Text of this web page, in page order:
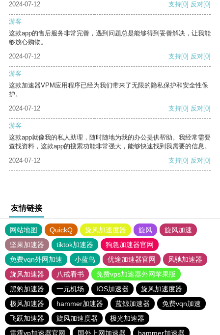
2024-07-12
支持[0] 反对[0]
游客
这款app的售后服务非常完善，遇到问题总是能够得到妥善解决，让我能
够放心购物。
2024-07-12
支持[0] 反对[0]
游客
这款加速器VPM应用程序已经为我们带来了无限的隐私保护和安全性保
护。
2024-07-12
支持[0] 反对[0]
游客
这款app就像我的私人助理，随时随地为我的办公提供帮助。我经常需要
查找资料，这款app的搜索功能非常强大，能够快速找到我需要的信息。
2024-07-12
支持[0] 反对[0]
友情链接
网站地图 QuickQ 旋风加速度器 旋风
旋风加速
坚果加速器
tiktok加速器
狗急加速器官网
免费vqn外网加速
小蓝鸟 优途加速器官网
风驰加速器
旋风加速器
八戒看书
免费vps加速器外网苹果版
黑豹加速器
一元机场 IOS加速器
旋风加速度器
极风加速器
hammer加速器 蓝鲸加速器
免费vqn加速
飞跃加速器
旋风加速度器
极光加速器
雷霆vp加速器官网
国外上网加速器 hammer加速器